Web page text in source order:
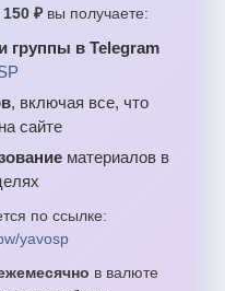
₽ вы получаете:
группы в Telegram
, включая все, что
сайте
материалов в
по ссылке:
yavosp
в валюте